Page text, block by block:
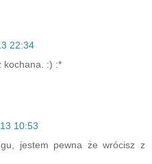
22:34
kochana. :) :*
10:53
jestem pewna że wrócisz z